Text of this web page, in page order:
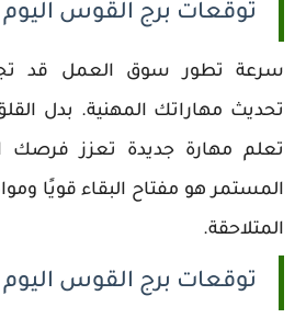
توقعات برج القوس
سرعة تطور سوق العمل قد
تحديث مهاراتك المهنية. بدل
تعلم مهارة جديدة تعزز فرصك
المستمر هو مفتاح البقاء قويًا
المتلاحقة.
توقعات برج القوس